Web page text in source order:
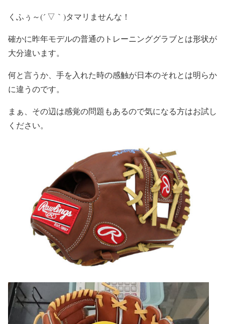
くふぅ～(´ ▽｀)タマリませんな！
確かに昨年モデルの普通のトレーニンググラブとは形状が
大分違います。
何と言うか、手を入れた時の感触が日本のそれとは明らか
に違うのです。
まぁ、その辺は感覚の問題もあるので気になる方はお試し
ください。